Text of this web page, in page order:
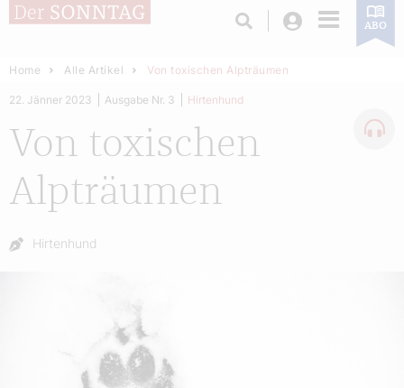
Login ABO
Home Alle Artikel Von toxischen Alpträumen
Von toxischen
Alpträumen
22. Jänner 2023 Ausgabe Nr. 3 Hirtenhund
Autor:
Hirtenhund